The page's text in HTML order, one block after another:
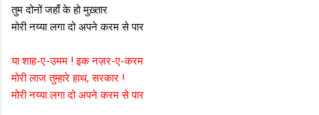
तुम दोनों जहाँ के हो मुख़्तार
मोरी नय्या लगा दो अपने करम से पार
या शाह-ए-उमम ! इक नज़र-ए-करम
मोरी लाज तुम्हारे हाथ, सरकार !
मोरी नय्या लगा दो अपने करम से पार